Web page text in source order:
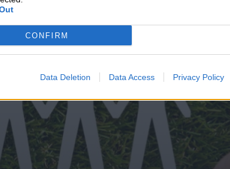
CONFIRM
Data Deletion Data Access Privacy Policy